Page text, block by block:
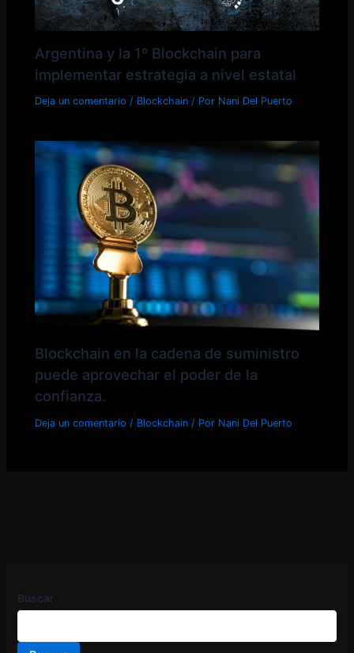
Argentina y la 1º Blockchain para
implementar estrategia a nivel estatal
Deja un comentario / Blockchain / Por Nani Del Puerto
Blockchain en la cadena de suministro
puede aprovechar el poder de la
confianza.
Deja un comentario / Blockchain / Por Nani Del Puerto
Buscar